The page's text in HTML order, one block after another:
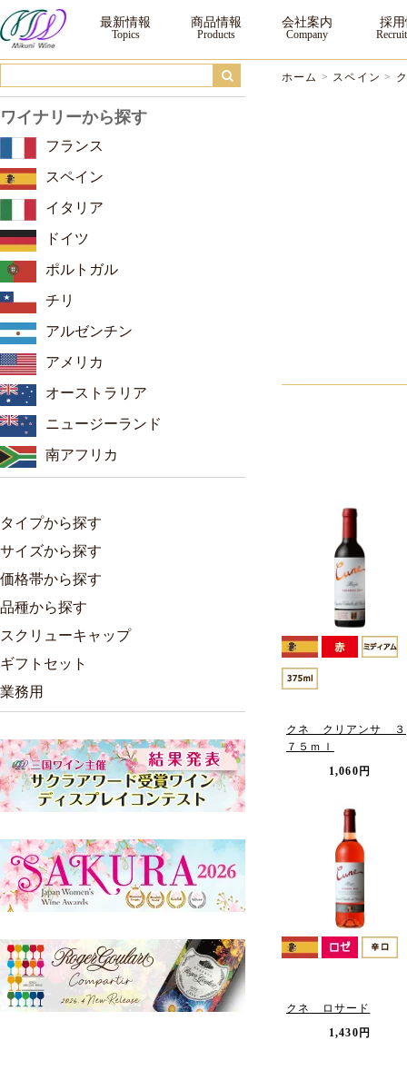
クネ ｜三国ワイン
最新情報 商品情報 会社案内 採
ホーム > スペイン >
クネ クリアンサ ３
７５ｍｌ
1,060円
クネ ロサード
1,430円
ワイナリーから探す
フランス
スペイン
イタリア
ドイツ
ポルトガル
チリ
アルゼンチン
アメリカ
オーストラリア
ニュージーランド
南アフリカ
タイプから探す
サイズから探す
価格帯から探す
品種から探す
スクリューキャップ
ギフトセット
業務用